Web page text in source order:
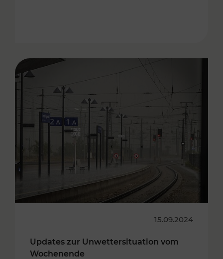
15.09.2024
Updates zur Unwettersituation vom
Wochenende